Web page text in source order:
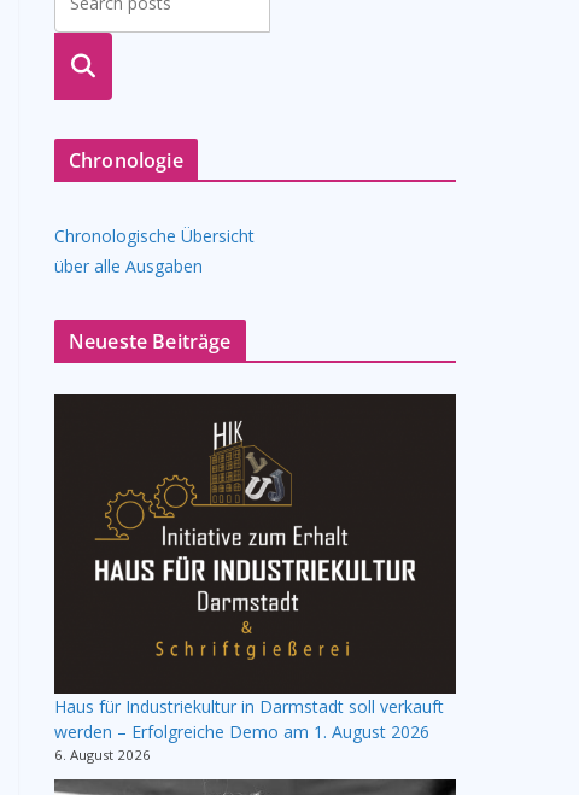
suche
Chronologie
Chronologische Übersicht
über alle Ausgaben
Neueste Beiträge
Haus für Industriekultur in Darmstadt soll verkauft
werden – Erfolgreiche Demo am 1. August 2026
6. August 2026